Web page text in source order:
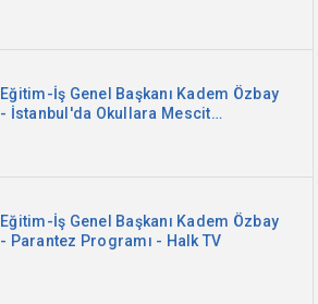
Eğitim-İş Genel Başkanı Kadem Özbay
- İstanbul'da Okullara Mescit
Eğitim-İş Genel Başkanı Kadem Özbay
- Parantez Programı - Halk TV